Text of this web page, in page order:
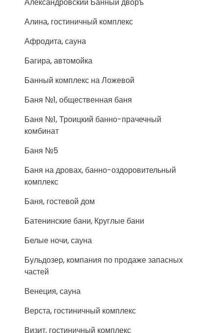
Алина, гостиничный комплекс
Афродита, сауна
Багира, автомойка
Банный комплекс на Ложевой
Баня №1, общественная баня
Баня №1, Троицкий банно-прачечный
комбинат
Баня №5
Баня на дровах, банно-оздоровительный
комплекс
Баня, гостевой дом
Батенинские бани, Круглые бани
Белые ночи, сауна
Бульдозер, компания по продаже запасных
частей
Венеция, сауна
Верста, гостиничный комплекс
Визит, гостиничный комплекс